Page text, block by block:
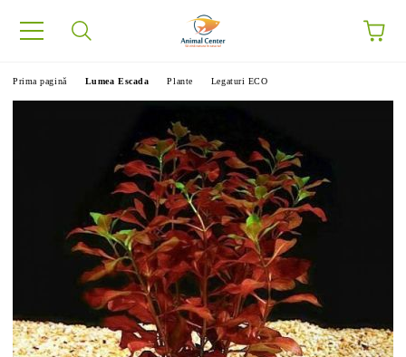
Prima pagină Lumea Escada Plante Legaturi ECO